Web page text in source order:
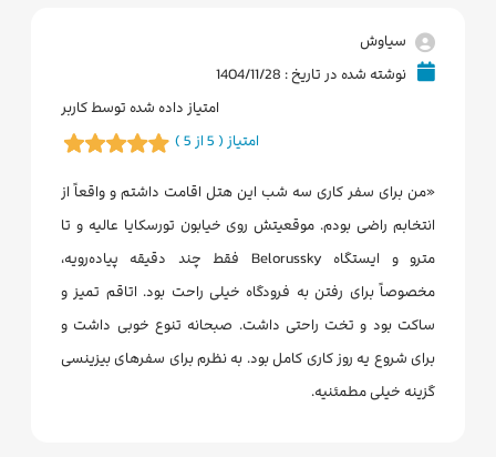
سیاوش
نوشته شده در تاریخ : 1404/11/28
امتیاز داده شده توسط کاربر
امتیاز ( 5 از 5 )
«من برای سفر کاری سه شب این هتل اقامت داشتم و واقعاً از
انتخابم راضی بودم. موقعیتش روی خیابون تورسکایا عالیه و تا
مترو و ایستگاه Belorussky فقط چند دقیقه پیاده‌رویه،
مخصوصاً برای رفتن به فرودگاه خیلی راحت بود. اتاقم تمیز و
ساکت بود و تخت راحتی داشت. صبحانه تنوع خوبی داشت و
برای شروع یه روز کاری کامل بود. به نظرم برای سفرهای بیزینسی
گزینه خیلی مطمئنیه.